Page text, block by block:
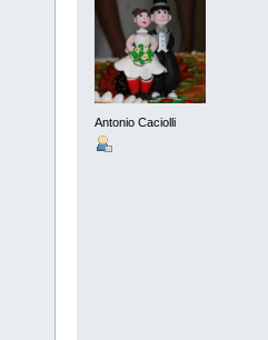
Antonio Caciolli